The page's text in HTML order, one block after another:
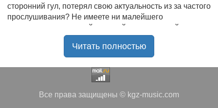
сторонний гул, потерял свою актуальность из за частого
прослушивания? Не имеете ни малейшего
представления, где найти новый качественный контент
на замену старому? В таком случае вы обратились по
радостью приветствует своих старых и новых
чудесную подборку самых лучших песен всех времён
Читать полностью
Все права защищены © kgz-music.com